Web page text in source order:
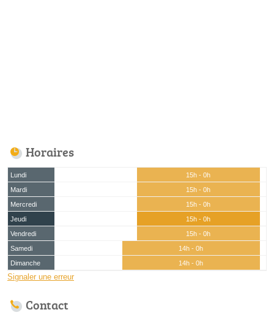
Horaires
Lundi
15h - 0h
Mardi
15h - 0h
Mercredi
15h - 0h
Jeudi
15h - 0h
Vendredi
15h - 0h
Samedi
14h - 0h
Dimanche
14h - 0h
Signaler une erreur
Contact